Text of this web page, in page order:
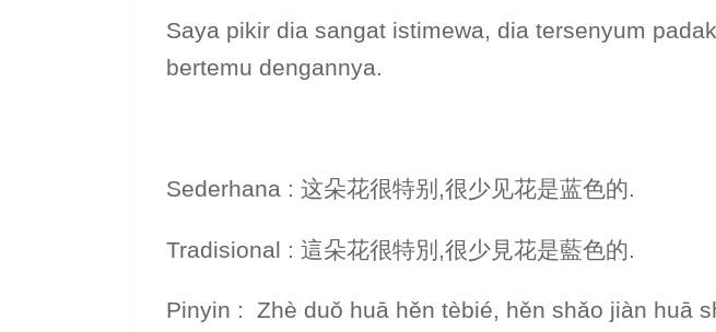
Saya pikir dia sangat istimewa, dia tersenyum
bertemu dengannya.
Sederhana : 这朵花很特别,很少见花是蓝色的.
Tradisional : 這朵花很特別,很少見花是藍色的.
Pinyin : Zhè duǒ huā hěn tèbié, hěn shǎo jiàn huā